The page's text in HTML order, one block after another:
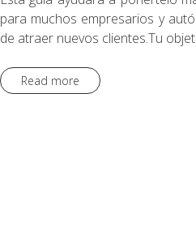
para muchos empresarios y
de atraer nuevos clientes.Tu
Read more